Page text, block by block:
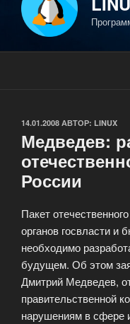
ОПУБЛИКОВАНО
14.01.2008 АВТОР: LINUX
Медведев:
России
Пакет
органов госвласти и
необходимо
будущем. Об этом
Дмитрий Медведев,
правительственной
нарушениям в сфере